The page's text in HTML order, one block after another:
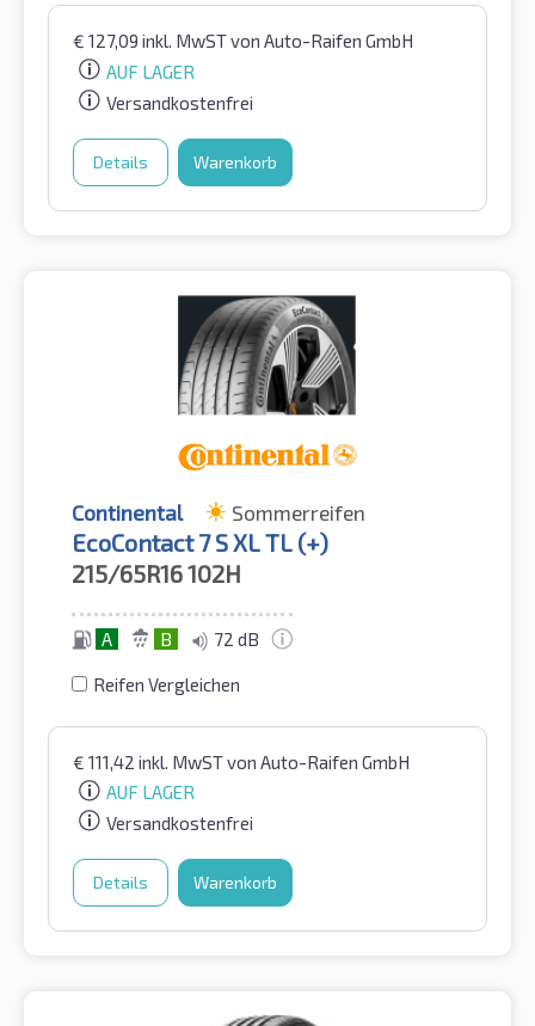
€ 127,09 inkl. MwSTvon Auto-Raifen GmbH
AUF LAGER
Versandkostenfrei
Details Warenkorb
Continental Sommerreifen
EcoContact 7 S XL TL (+)
215/65R16102H
A B 72 dB
Reifen Vergleichen
€ 111,42 inkl. MwSTvon Auto-Raifen GmbH
AUF LAGER
Versandkostenfrei
Details Warenkorb